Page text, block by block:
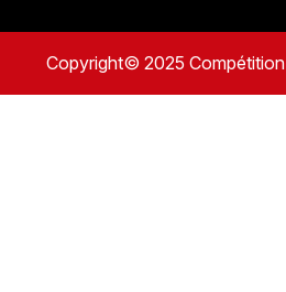
Copyright© 2025